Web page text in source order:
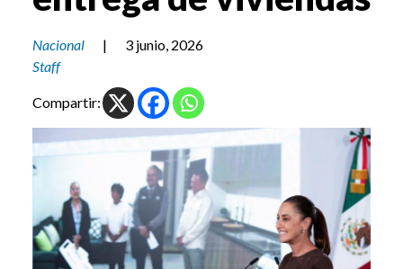
Nacional |
3 junio, 2026
Staff
Compartir: